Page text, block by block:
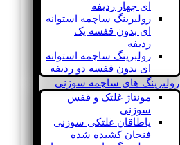
ای چهار ردیفه
رولبرینگ ساچمه استوانه
ای بدون قفسه یک
ردیفه
رولبرینگ ساچمه استوانه
ای بدون قفسه دو ردیفه
رولبرینگ های ساچمه سوزنی
مونتاژ غلتک و قفس
سوزنی
یاطاقان غلتکی سوزنی
فنجان کشیده شده